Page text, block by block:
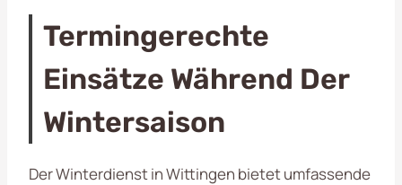
Termingerechte
Einsätze Während Der
Wintersaison
Der Winterdienst in Wittingen bietet umfassende